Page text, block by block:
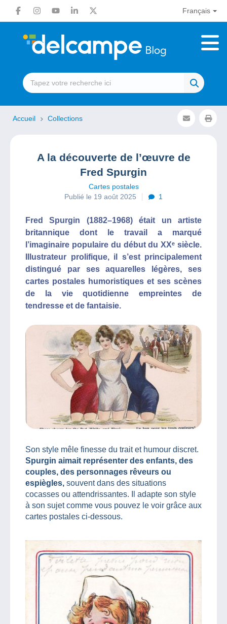
Français
Accueil Collections
A la découverte de l’œuvre de
Fred Spurgin
Cartes postales
Publié le 19 août 2025
1
Fred Spurgin (1882–1968) était un artiste
britannique dont le travail a marqué
l’imaginaire populaire du début du XXᵉ siècle.
Illustrateur prolifique, il s’est principalement
distingué par ses aquarelles légères, ses
cartes postales humoristiques et ses scènes
de la vie quotidienne empreintes de
tendresse et de fantaisie.
Son style mêle finesse du trait et humour discret.
Spurgin aimait représenter des enfants, des
couples, des personnages rêveurs ou
espiègles, souvent dans des situations
cocasses ou attendrissantes. Il adapte son style
à son sujet comme vous pouvez le voir grâce aux
cartes postales ci-dessous.